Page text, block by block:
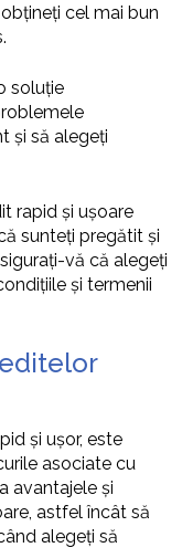
cel mai bun
soluție
și să alegeți
rapid și ușoare
sunteți pregătit și
vă că alegeți
și termenii
și ușor, este
asociate cu
avantajele și
astfel încât să
alegeți să